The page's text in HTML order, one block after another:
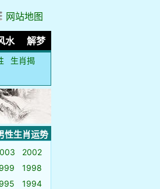
网站地图
水 解梦
生肖揭
性生肖运势
2002
1998
1994